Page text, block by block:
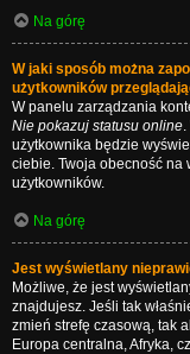
Na górę
W jaki sposób można
użytkowników
W panelu zarządzania
Nie pokazuj statusu online
użytkownika będzie
ciebie. Twoja obecność na
użytkowników.
Na górę
Jest wyświetlany
Możliwe, że jest
znajdujesz. Jeśli tak
zmień strefę czasową, tak
Europa centralna, Afryka,